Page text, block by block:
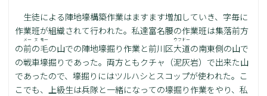
生徒による陣地壕構築作業はますます増加していき、字毎に
作業班が組織されて行われた。私達富名腰の作業班は集落前方
の前
メー
の
ヌ
毛
モー
の山での陣地壕掘り作業と前川区大道
ウフドー
の南東側の山で
の戦車壕掘りであった。両方ともクチャ（泥灰岩）で出来た山
であったので、壕掘りにはツルハシとスコップが使われた。こ
こでも、上級生は兵隊と一緒になっての壕掘り作業をやり、私